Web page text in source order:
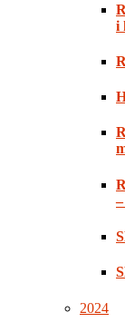
i
2024